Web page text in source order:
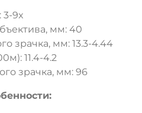
3-9x
мм: 40
зрачка, мм: 13.3-4.44
11.4-4.2
зрачка, мм: 96